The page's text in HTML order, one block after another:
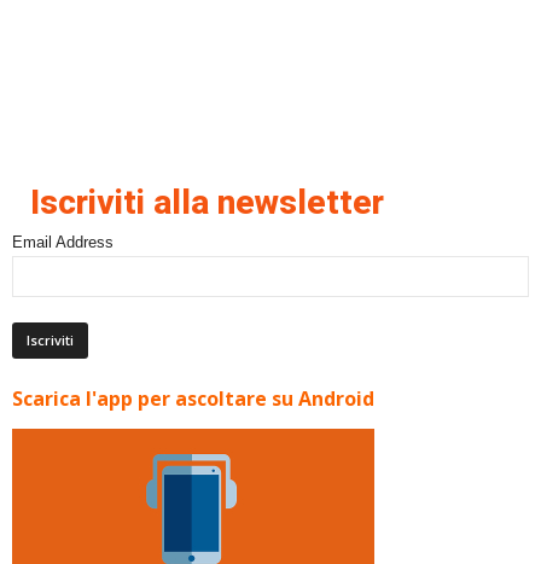
Iscriviti alla newsletter
Email Address
Scarica l'app per ascoltare su Android